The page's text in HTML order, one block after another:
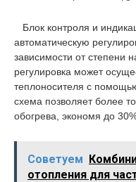
Блок контроля и
автоматическую
зависимости от степени
регулировка может
теплоносителя с
схема позволяет более
обогрева, экономя до
Советуем
отопления для